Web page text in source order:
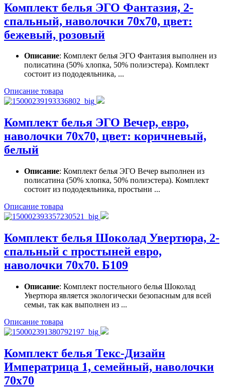
Комплект белья ЭГО Фантазия, 2-
спальный, наволочки 70x70, цвет:
бежевый, розовый
Описание: Комплект белья ЭГО Фантазия выполнен из
полисатина (50% хлопка, 50% полиэстера). Комплект
состоит из пододеяльника, ...
Описание товара
Комплект белья ЭГО Вечер, евро,
наволочки 70x70, цвет: коричневый,
белый
Описание: Комплект белья ЭГО Вечер выполнен из
полисатина (50% хлопка, 50% полиэстера). Комплект
состоит из пододеяльника, простыни ...
Описание товара
Комплект белья Шоколад Увертюра, 2-
спальный с простыней евро,
наволочки 70x70. Б109
Описание: Комплект постельного белья Шоколад
Увертюра является экологически безопасным для всей
семьи, так как выполнен из ...
Описание товара
Комплект белья Текс-Дизайн
Императрица 1, семейный, наволочки
70х70